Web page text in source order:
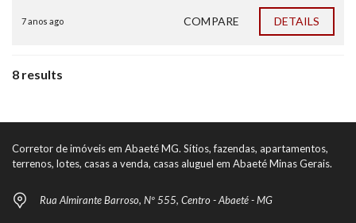
7 anos ago COMPARE DETAILS
8 results
Corretor de imóveis em Abaeté MG. Sítios, fazendas, apartamentos,
terrenos, lotes, casas a venda, casas aluguel em Abaeté Minas Gerais.
Rua Almirante Barroso, Nº 555, Centro - Abaeté - MG